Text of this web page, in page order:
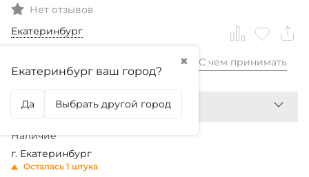
Нет отзывов
Екатеринбург
✖
Екатеринбург ваш город?
Да Выбрать другой город
780,99₽ С чем принимать
Наличие
г. Екатеринбург
Осталась 1 штука